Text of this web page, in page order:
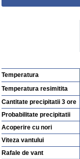
Temperatura
Temperatura resimitita
Cantitate precipitatii 3 ore
Probabilitate precipitatii
Acoperire cu nori
Viteza vantului
Rafale de vant